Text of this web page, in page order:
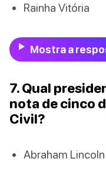
Rainha Vitória
Mostra a
7. Qual
nota de cinco
Civil?
Abraham Lincoln